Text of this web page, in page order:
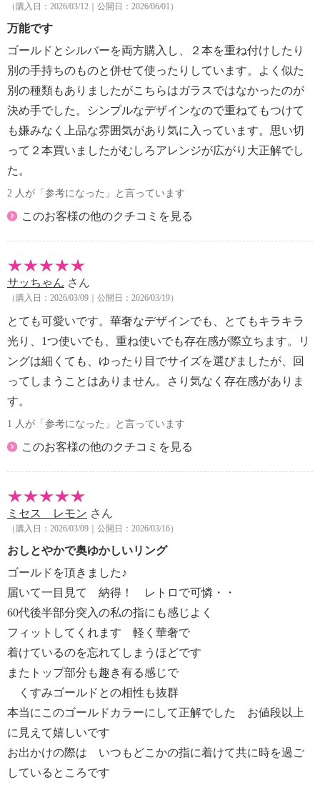
（購入日：2026/03/12｜公開日：2026/06/01）
万能です
ゴールドとシルバーを両方購入し、２本を重ね付けしたり
別の手持ちのものと併せて使ったりしています。よく似た
別の種類もありましたがこちらはガラスではなかったのが
決め手でした。シンプルなデザインなので重ねてもつけて
も嫌みなく上品な雰囲気があり気に入っています。思い切
って２本買いましたがむしろアレンジが広がり大正解でし
た。
2 人が「参考になった」と言っています
このお客様の他のクチコミを見る
サッちゃん さん
（購入日：2026/03/09｜公開日：2026/03/19）
とても可愛いです。華奢なデザインでも、とてもキラキラ
光り、1つ使いでも、重ね使いでも存在感が際立ちます。リ
ングは細くても、ゆったり目でサイズを選びましたが、回
ってしまうことはありません。さり気なく存在感がありま
す。
1 人が「参考になった」と言っています
このお客様の他のクチコミを見る
ミセス レモン さん
（購入日：2026/03/09｜公開日：2026/03/16）
おしとやかで奥ゆかしいリング
ゴールドを頂きました♪
届いて一目見て 納得！ レトロで可憐・・
60代後半部分突入の私の指にも感じよく
フィットしてくれます 軽く華奢で
着けているのを忘れてしまうほどです
またトップ部分も趣き有る感じで
くすみゴールドとの相性も抜群
本当にこのゴールドカラーにして正解でした お値段以上
に見えて嬉しいです
お出かけの際は いつもどこかの指に着けて共に時を過ご
しているところです